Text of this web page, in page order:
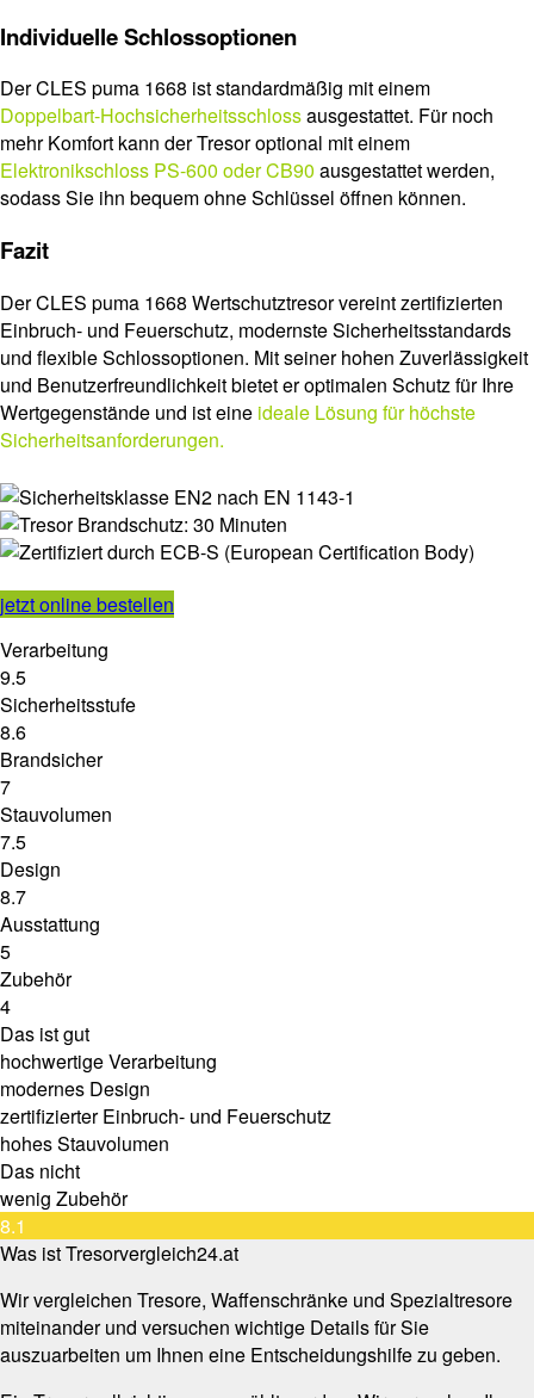
Individuelle Schlossoptionen
Der CLES puma 1668 ist standardmäßig mit einem
Doppelbart-Hochsicherheitsschlossausgestattet. Für noch
mehr Komfort kann der Tresor optional mit einem
Elektronikschloss PS-600 oder CB90 ausgestattet werden,
sodass Sie ihn bequem ohne Schlüssel öffnen können.
Fazit
Der CLES puma 1668 Wertschutztresor vereint zertifizierten
Einbruch- und Feuerschutz, modernste Sicherheitsstandards
und flexible Schlossoptionen. Mit seiner hohen Zuverlässigkeit
und Benutzerfreundlichkeit bietet er optimalen Schutz für Ihre
Wertgegenstände und ist eine ideale Lösung für höchste
Sicherheitsanforderungen.
jetzt online bestellen
Verarbeitung
9.5
Sicherheitsstufe
8.6
Brandsicher
7
Stauvolumen
7.5
Design
8.7
Ausstattung
5
Zubehör
4
Das ist gut
hochwertige Verarbeitung
modernes Design
zertifizierter Einbruch- und Feuerschutz
hohes Stauvolumen
Das nicht
wenig Zubehör
8.1
Was ist Tresorvergleich24.at
Wir vergleichen Tresore, Waffenschränke und Spezialtresore
miteinander und versuchen wichtige Details für Sie
auszuarbeiten um Ihnen eine Entscheidungshilfe zu geben.